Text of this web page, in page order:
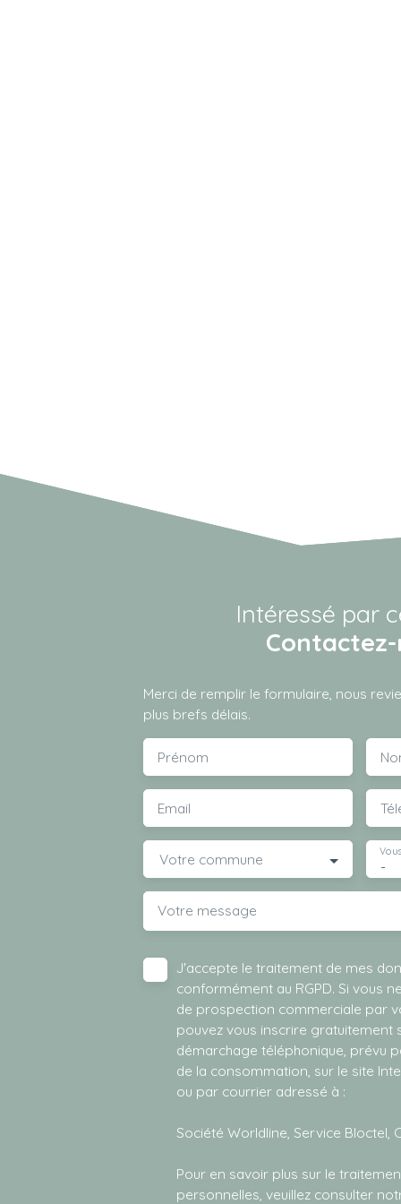
Intéressé par
Merci de remplir le formulaire, nous
plus brefs délais.
Prénom
Email
Votre commune -
Votre message
J'accepte le traitement de mes
conformément au RGPD. Si vous
de prospection commerciale par
pouvez vous inscrire gratuitement
démarchage téléphonique, prévu
de la consommation, sur le site
ou par courrier adressé à :
Société Worldline, Service Bloctel,
Pour en savoir plus sur le
personnelles, veuillez consulter